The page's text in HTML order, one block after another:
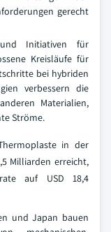
gerecht
Initiativen für
Kreisläufe für
bei hybriden
verbessern die
Materialien,
Ströme.
in der
Milliarden erreicht,
auf USD 18,4
und Japan bauen